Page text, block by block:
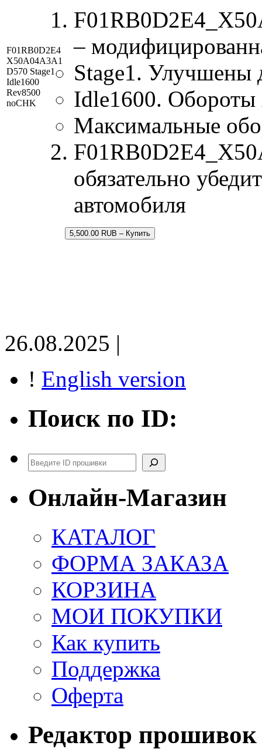
F01RB0D2E4
X50A04A3A1
D570 Stage1
Idle1600
Rev8500
noCHK
–
Stage1. Улучшены
Idle1600. Обороты
Максимальные
обязательно
автомобиля
5,500.00 RUB – Купить
26.08.2025 |
! English version
Поиск по ID:
Поиск
Онлайн-Магазин
КАТАЛОГ
ФОРМА ЗАКАЗА
КОРЗИНА
МОИ ПОКУПКИ
Как купить
Поддержка
Оферта
Редактор прошивок